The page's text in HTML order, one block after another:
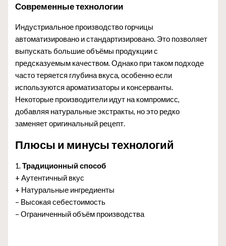
Современные технологии
Индустриальное производство горчицы
автоматизировано и стандартизировано. Это позволяет
выпускать большие объёмы продукции с
предсказуемым качеством. Однако при таком подходе
часто теряется глубина вкуса, особенно если
используются ароматизаторы и консерванты.
Некоторые производители идут на компромисс,
добавляя натуральные экстракты, но это редко
заменяет оригинальный рецепт.
Плюсы и минусы технологий
1.Традиционный способ
+ Аутентичный вкус
+ Натуральные ингредиенты
– Высокая себестоимость
– Ограниченный объём производства